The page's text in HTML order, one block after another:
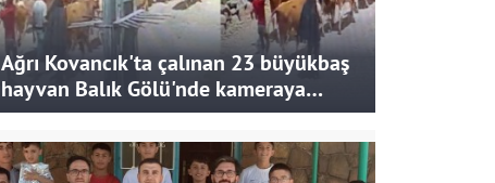
Ağrı Kovancık'ta çalınan 23 büyükbaş
hayvan Balık Gölü'nde kameraya
takıldı